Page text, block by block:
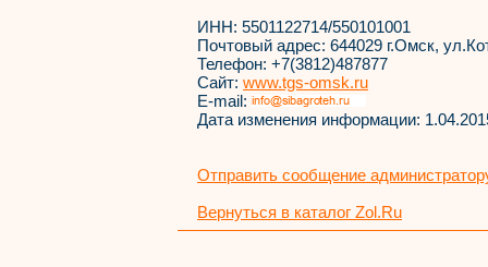
ИНН: 5501122714/550101001
Почтовый адрес: 644029 г.Омск,
Телефон: +7(3812)487877
Сайт: www.tgs-omsk.ru
E-mail:
Дата изменения информации:
Отправить сообщение
Вернуться в каталог Zol.Ru